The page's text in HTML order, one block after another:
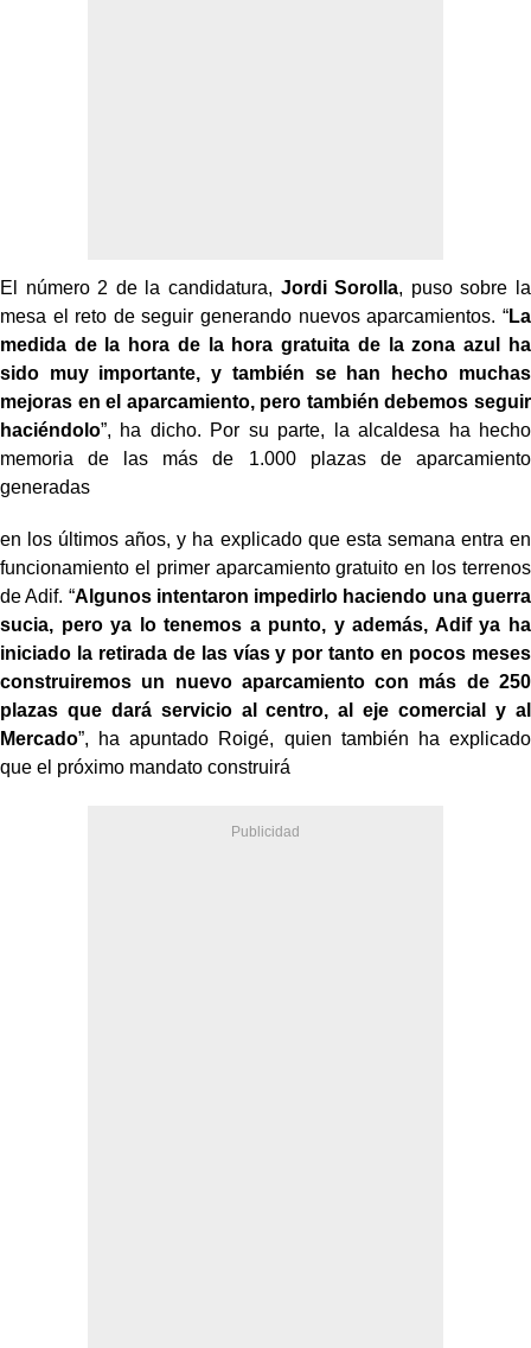
El número 2 de la candidatura, Jordi Sorolla, puso sobre la
mesa el reto de seguir generando nuevos aparcamientos. “La
medida de la hora de la hora gratuita de la zona azul ha
sido muy importante, y también se han hecho muchas
mejoras en el aparcamiento, pero también debemos seguir
haciéndolo”, ha dicho. Por su parte, la alcaldesa ha hecho
memoria de las más de 1.000 plazas de aparcamiento
generadas
en los últimos años, y ha explicado que esta semana entra en
funcionamiento el primer aparcamiento gratuito en los terrenos
de Adif. “Algunos intentaron impedirlo haciendo una guerra
sucia, pero ya lo tenemos a punto, y además, Adif ya ha
iniciado la retirada de las vías y por tanto en pocos meses
construiremos un nuevo aparcamiento con más de 250
plazas que dará servicio al centro, al eje comercial y al
Mercado”, ha apuntado Roigé, quien también ha explicado
que el próximo mandato construirá